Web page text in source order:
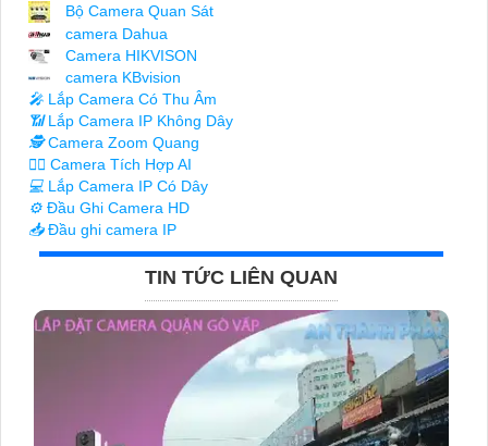
Bộ Camera Quan Sát
camera Dahua
Camera HIKVISON
camera KBvision
️🎤️ Lắp Camera Có Thu Âm
📶Lắp Camera IP Không Dây
🕵️Camera Zoom Quang
🧛‍♀️ Camera Tích Hợp AI
💻 Lắp Camera IP Có Dây
⚙️ Đầu Ghi Camera HD
📥Đầu ghi camera IP
TIN TỨC LIÊN QUAN